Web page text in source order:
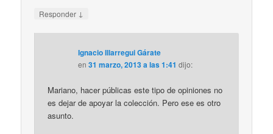
Responder ↓
Ignacio Illarregui Gárate
en31 marzo, 2013 a las 1:41 dijo:
Mariano, hacer públicas este tipo de opiniones no
es dejar de apoyar la colección. Pero ese es otro
asunto.